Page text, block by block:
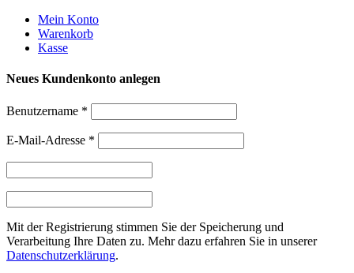
Weiter
zum
Inhalt
Mein Konto
Warenkorb
Kasse
Neues Kundenkonto anlegen
Benutzername *
E-Mail-Adresse *
Mit der Registrierung stimmen Sie der Speicherung und
Verarbeitung Ihre Daten zu. Mehr dazu erfahren Sie in unserer
Datenschutzerklärung.